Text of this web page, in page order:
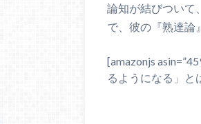
論知が結びついて
で、彼の『熟達論
[amazonjs
るようになる」と